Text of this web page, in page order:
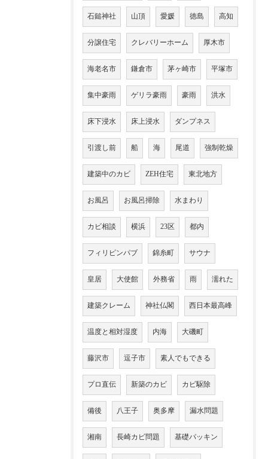
石鎚神社 山頂 愛媛 徳島 高知
分譲住宅 クレバリーホーム 厚木市
海老名市 鎌倉市 茅ヶ崎市 平塚市
集中豪雨 ゲリラ豪雨 豪雨 洪水
床下浸水 床上浸水 ダンプネス
引渡し前 船 海 尾道 強制乾燥
建築中のカビ ZEH住宅 東北地方
お風呂 お風呂掃除 水まわり
カビ相談 横浜 23区 都内
フィリピンパブ 錦糸町 サウナ
皇居 大使館 外務省 雨 濡れた
建築クレーム 神社仏閣 西日本最高峰
温度と相対湿度 内海 大磯町
藤沢市 逗子市 素人でもできる
プロ直伝 新築のカビ カビ駆除
備後 八王子 奥多摩 漏水問題
湘南 長崎カビ問題 基礎パッキン